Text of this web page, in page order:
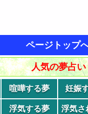
ページトップ
人気の夢占い
喧嘩する夢 妊娠
浮気する夢 浮気さ